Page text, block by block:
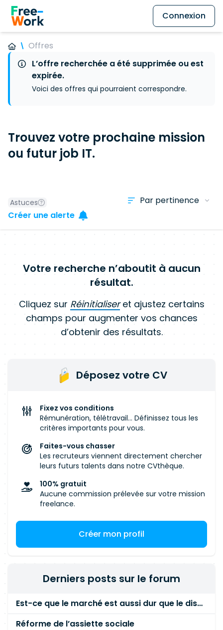
Connexion
Offres
L’offre recherchée a été supprimée ou est
expirée.
Voici des offres qui pourraient correspondre.
Trouvez votre prochaine mission
ou futur job IT.
Astuces
Créer une alerte
Votre recherche n’aboutit à aucun
résultat.
Cliquez sur Réinitialiseret ajustez certains
champs pour augmenter vos chances
d’obtenir des résultats.
Déposez votre CV
Fixez vos conditions
Rémunération, télétravail... Définissez tous les
critères importants pour vous.
Faites-vous chasser
Les recruteurs viennent directement chercher
leurs futurs talents dans notre CVthèque.
100% gratuit
Aucune commission prélevée sur votre mission
freelance.
Créer mon profil
Derniers posts sur le forum
Est-ce que le marché est aussi dur que le disent les commerciaux ?
Réforme de l’assiette sociale